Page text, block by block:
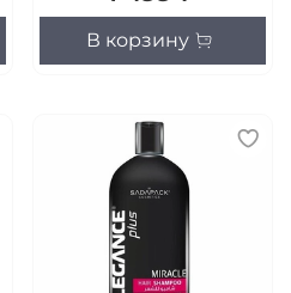
В корзину